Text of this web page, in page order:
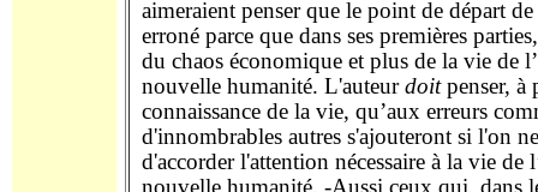
aimeraient penser que le point de départ de
erroné parce que dans ses premières
du chaos économique et plus de la vie de
nouvelle humanité. L'auteurdoitpenser, à
connaissance de la vie, qu’aux erreurs
d'innombrables autres s'ajouteront si l'on
d'accorder l'attention nécessaire à la vie de
nouvelle humanité. -Aussi ceux qui, dans